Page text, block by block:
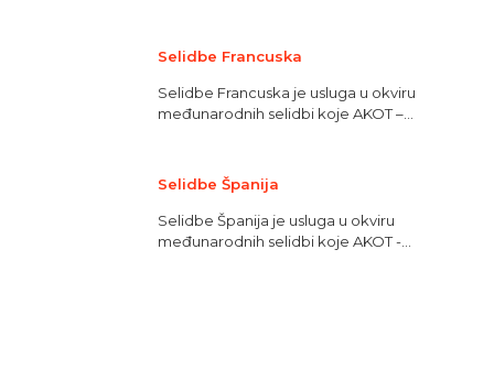
Selidbe Francuska
Selidbe Francuska je usluga u okviru
međunarodnih selidbi koje AKOT –...
Selidbe Španija
Selidbe Španija je usluga u okviru
međunarodnih selidbi koje AKOT -...